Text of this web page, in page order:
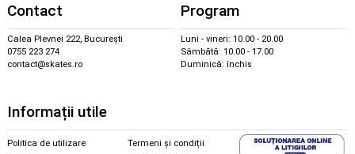
Contact
Calea Plevnei 222, București
0755 223 274
contact@skates.ro
Program
Luni - vineri: 10.00 - 20.00
Sâmbătă: 10.00 - 17.00
Duminică: închis
Informații utile
Politica de utilizare
Termeni și condiții